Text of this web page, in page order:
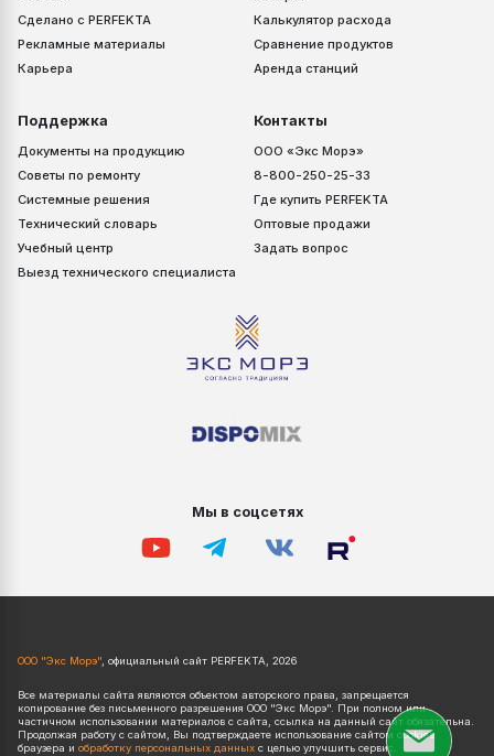
Сделано с PERFEKTA
Рекламные материалы
Карьера
Калькулятор расхода
Сравнение продуктов
Аренда станций
Поддержка
Документы на продукцию
Советы по ремонту
Системные решения
Технический словарь
Учебный центр
Выезд технического специалиста
Контакты
ООО «Экс Морэ»
8-800-250-25-33
Где купить PERFEKTA
Оптовые продажи
Задать вопрос
Мы в соцсетях
ООО "Экс Морэ" , официальный сайт PERFEKTA, 2026
Все материалы сайта являются объектом авторского права, запрещается
копирование без письменного разрешения ООО "Экс Морэ". При полном или
частичном использовании материалов с сайта, ссылка на данный сайт обязательна.
Продолжая работу с сайтом, Вы подтверждаете использование сайтом cookies
браузера и обработку персональных данных с целью улучшить сервис.